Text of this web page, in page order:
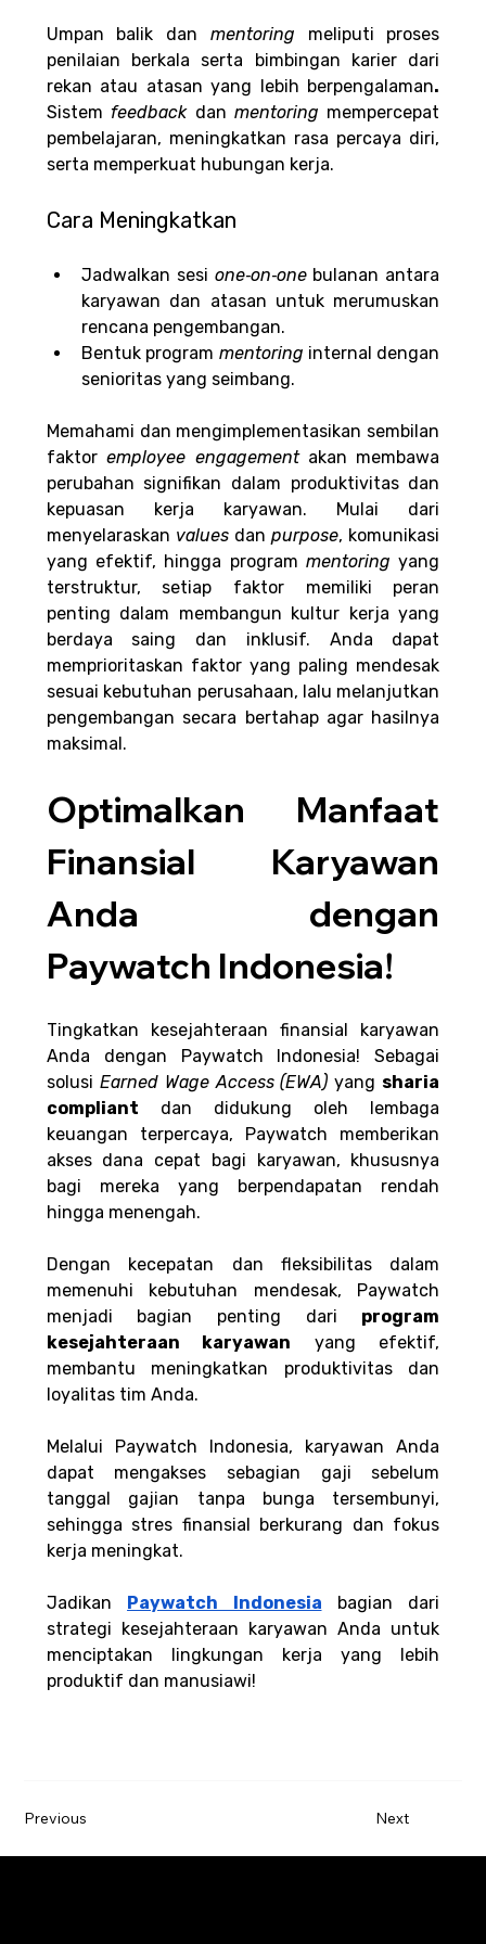
Umpan balik dan mentoring meliputi proses
penilaian berkala serta bimbingan karier dari
rekan atau atasan yang lebih berpengalaman
Sistem feedback dan mentoring mempercepat
pembelajaran, meningkatkan rasa percaya diri,
serta memperkuat hubungan kerja.
Cara Meningkatkan
Jadwalkan sesi one‑on‑one bulanan antara
karyawan dan atasan untuk merumuskan
rencana pengembangan.
Bentuk program mentoring internal dengan
senioritas yang seimbang.
Memahami dan mengimplementasikan sembilan
faktor employee engagement akan membawa
perubahan signifikan dalam produktivitas dan
kepuasan kerja karyawan. Mulai dari
menyelaraskan values dan purpose, komunikasi
yang efektif, hingga program mentoring yang
terstruktur, setiap faktor memiliki peran
penting dalam membangun kultur kerja yang
berdaya saing dan inklusif. Anda dapat
memprioritaskan faktor yang paling mendesak
sesuai kebutuhan perusahaan, lalu melanjutkan
pengembangan secara bertahap agar hasilnya
maksimal.
Optimalkan Manfaat
Finansial Karyawan
Anda dengan
Paywatch Indonesia!
Tingkatkan kesejahteraan finansial karyawan
Anda dengan Paywatch Indonesia! Sebagai
solusi Earned Wage Access (EWA) yang sharia
compliant dan didukung oleh lembaga
keuangan terpercaya, Paywatch memberikan
akses dana cepat bagi karyawan, khususnya
bagi mereka yang berpendapatan rendah
hingga menengah.
Dengan kecepatan dan fleksibilitas dalam
memenuhi kebutuhan mendesak, Paywatch
menjadi bagian penting dari program
kesejahteraan karyawan yang efektif,
membantu meningkatkan produktivitas dan
loyalitas tim Anda.
Melalui Paywatch Indonesia, karyawan Anda
dapat mengakses sebagian gaji sebelum
tanggal gajian tanpa bunga tersembunyi,
sehingga stres finansial berkurang dan fokus
kerja meningkat.
Jadikan Paywatch Indonesia bagian dari
strategi kesejahteraan karyawan Anda untuk
menciptakan lingkungan kerja yang lebih
produktif dan manusiawi!
Previous Next